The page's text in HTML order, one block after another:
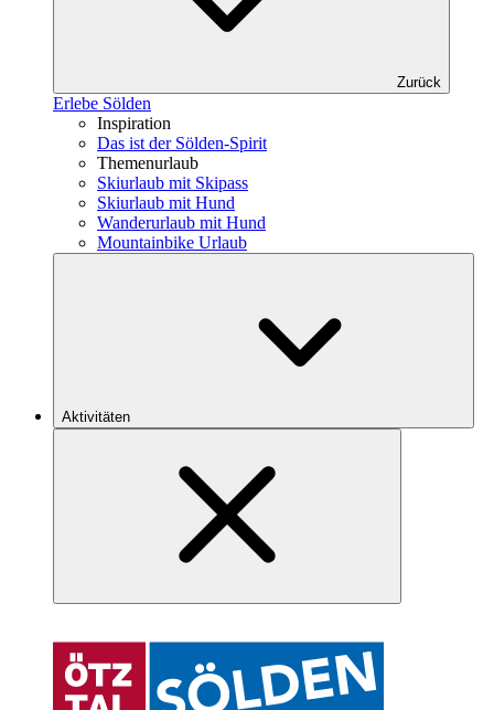
Zurück
Erlebe Sölden
Inspiration
Das ist der Sölden-Spirit
Themenurlaub
Skiurlaub mit Skipass
Skiurlaub mit Hund
Wanderurlaub mit Hund
Mountainbike Urlaub
Aktivitäten